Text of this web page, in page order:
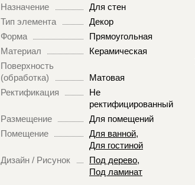
Назначение
Для стен
Тип элемента
Декор
Форма
Прямоугольная
Материал
Керамическая
Поверхность
(обработка)
Матовая
Ректификация
Не
ректифицированный
Размещение
Для помещений
Помещение
Для ванной,
Для гостиной
Дизайн / Рисунок
Под дерево,
Под ламинат